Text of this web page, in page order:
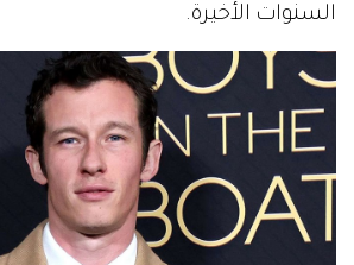
السنوات الأخيرة.